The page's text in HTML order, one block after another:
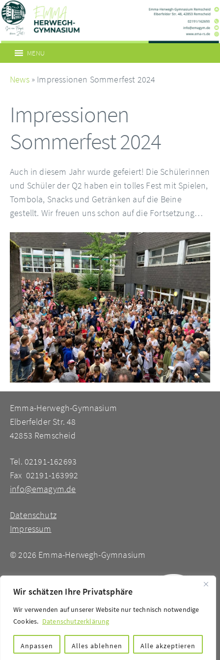
Wir schätzen Ihre Privatsphäre
Wir verwenden auf unserer Website nur technisch notwendige
Cookies. Datenschutzerklärung
Anpassen Alles ablehnen Alle akzeptieren
MENU
News» Impressionen Sommerfest 2024
Impressionen
Sommerfest 2024
Auch in diesem Jahr wurde gefeiert! Die Schülerinnen
und Schüler der Q2 haben ein tolles Fest mit Spielen,
Tombola, Snacks und Getränken auf die Beine
gestellt. Wir freuen uns schon auf die Fortsetzung…
Emma-Herwegh-Gymnasium
Elberfelder Str. 48
42853 Remscheid
Tel. 02191-162693
Fax 02191-163992
info@emagym.de
Datenschutz
Impressum
© 2026 Emma-Herwegh-Gymnasium